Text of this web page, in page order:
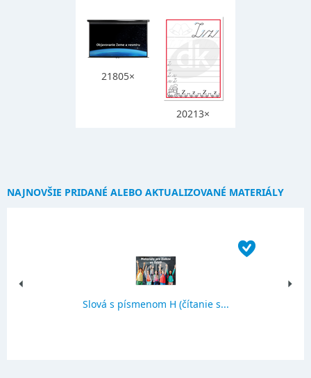
21805×
20213×
NAJNOVŠIE PRIDANÉ ALEBO AKTUALIZOVANÉ MATERIÁLY
Slová s písmenom H (čítanie s...